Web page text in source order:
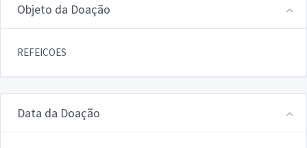
Objeto da Doação
REFEICOES
Data da Doação